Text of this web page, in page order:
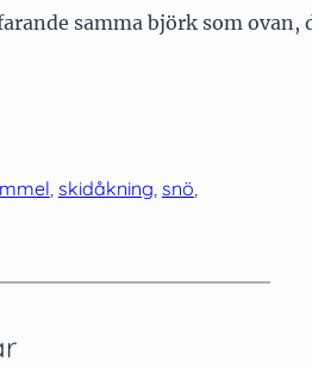
samma björk som ovan,
, skidåkning, snö,